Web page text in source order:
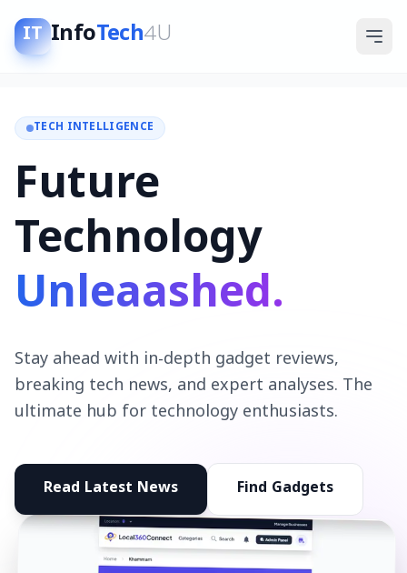
IT InfoTech4U
TECH INTELLIGENCE
Future
Technology
Unleaashed.
Stay ahead with in-depth gadget reviews,
breaking tech news, and expert analyses. The
ultimate hub for technology enthusiasts.
Read Latest News Find Gadgets